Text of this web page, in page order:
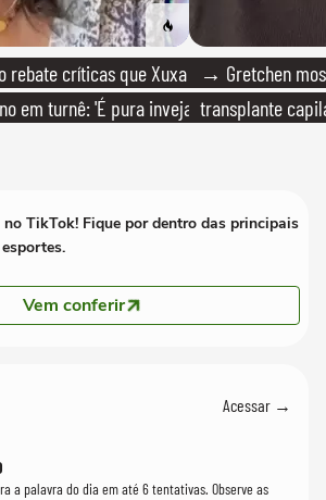
rebate críticas que Xuxa
em turnê: 'É pura inveja
→ Gretchen
transplante
no TikTok! Fique por dentro das principais
Vem conferir
Acessar →
a palavra do dia em até 6 tentativas. Observe as